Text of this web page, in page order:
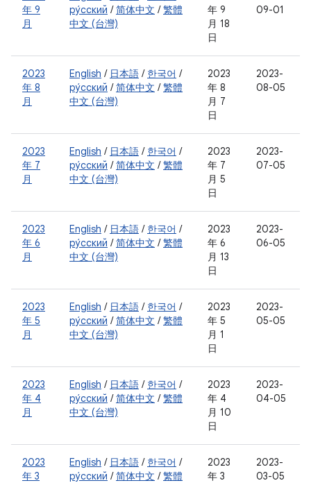
年 9
月
ру́сский /简体中文 /繁體
中文 (台灣)
年 9
月 18
日
09-01
2023
年 8
月
English / 日本語 / 한국어 /
ру́сский /简体中文 /繁體
中文 (台灣)
2023
年 8
月 7
日
2023-
08-05
2023
年 7
月
English / 日本語 / 한국어 /
ру́сский /简体中文 /繁體
中文 (台灣)
2023
年 7
月 5
日
2023-
07-05
2023
年 6
月
English / 日本語 / 한국어 /
ру́сский /简体中文 /繁體
中文 (台灣)
2023
年 6
月 13
日
2023-
06-05
2023
年 5
月
English / 日本語 / 한국어 /
ру́сский /简体中文 /繁體
中文 (台灣)
2023
年 5
月 1
日
2023-
05-05
2023
年 4
月
English / 日本語 / 한국어 /
ру́сский /简体中文 /繁體
中文 (台灣)
2023
年 4
月 10
日
2023-
04-05
2023
年 3
English / 日本語 / 한국어 /
ру́сский /简体中文 /繁體
2023
年 3
2023-
03-05